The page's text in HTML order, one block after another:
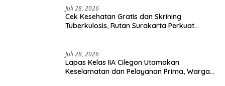
Juli 28, 2026
Cek Kesehatan Gratis dan Skrining
Tuberkulosis, Rutan Surakarta Perkuat
Juli 28, 2026
Lapas Kelas IIA Cilegon Utamakan
Keselamatan dan Pelayanan Prima, Warga